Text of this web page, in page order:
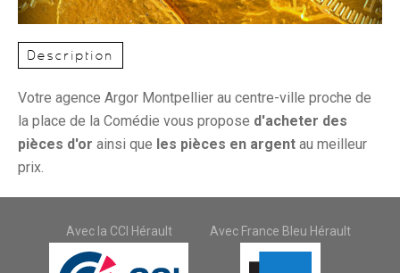
Description
Votre agence Argor Montpellier au centre-ville proche de
la place de la Comédie vous propose d'acheter des
pièces d'or ainsi que les pièces en argent au meilleur
prix.
Avec la CCI Hérault Avec France Bleu Hérault